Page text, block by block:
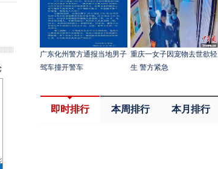
广东化州警方通报当地男子
驾车撞开警车
重庆一女子因宠物去世欲轻
生 警方紧急
即时排行 本周排行 本月排行